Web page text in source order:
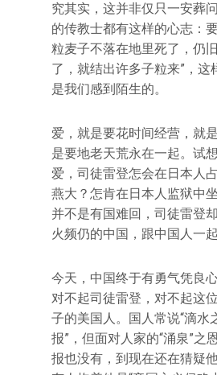
究其实，这并非仅只一安葬
的传教士都有这样的心志：
粒麦子不落在地里死了，仍
了，就结出许多子粒来”，这
是我们感到陌生的。
爱，就是要花时间经营，就
是要地老天荒永在一起。试
爱，司徒雷登怎会在日本人
燕大？怎肯在日本人监狱中
并不是有国难回，司徒雷登
火频仍的中国，跟中国人一起
今天，中国终于有勇气凭良
对不起司徒雷登，对不起这
子的美国人。国人常说“滴水
报”，但面对人家的“涌泉”之
报也没有，到现在还在猜疑